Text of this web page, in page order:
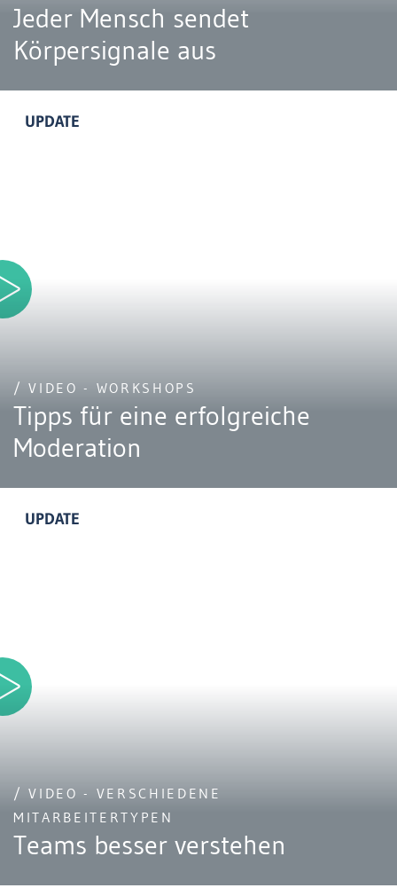
Jeder Mensch sendet
Körpersignale aus
UPDATE
/ VIDEO - WORKSHOPS
Tipps für eine erfolgreiche
Moderation
UPDATE
/ VIDEO - VERSCHIEDENE
MITARBEITERTYPEN
Teams besser verstehen